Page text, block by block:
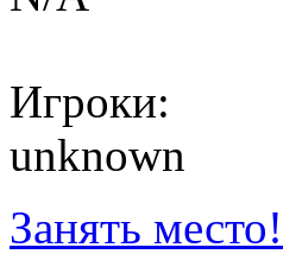
Игроки:
unknown
Занять место!